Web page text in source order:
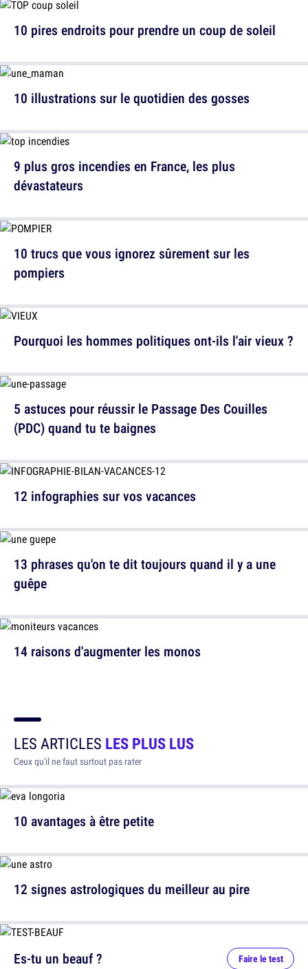
10 illustrations sur le quotidien des gosses
10 trucs que vous ignorez sûrement sur les
pompiers
5 astuces pour réussir le Passage Des Couilles
(PDC) quand tu te baignes
13 phrases qu'on te dit toujours quand il y a une
guêpe
10 pires endroits pour prendre un coup de soleil
9 plus gros incendies en France, les plus
dévastateurs
Pourquoi les hommes politiques ont-ils l'air vieux ?
12 infographies sur vos vacances
14 raisons d'augmenter les monos
LES ARTICLES LES PLUS LUS
Ceux qu'il ne faut surtout pas rater
10 avantages à être petite
12 signes astrologiques du meilleur au pire
Es-tu un beauf ? Faire le test